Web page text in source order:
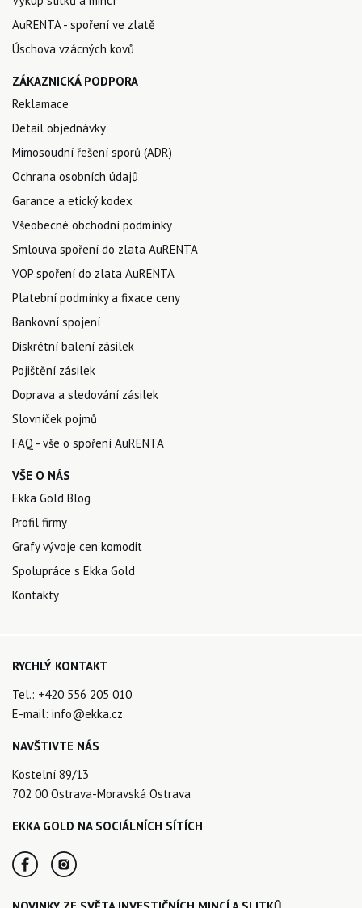
AuRENTA - spoření ve zlatě
Úschova vzácných kovů
ZÁKAZNICKÁ PODPORA
Reklamace
Detail objednávky
Mimosoudní řešení sporů (ADR)
Ochrana osobních údajů
Garance a etický kodex
Všeobecné obchodní podmínky
Smlouva spoření do zlata AuRENTA
VOP spoření do zlata AuRENTA
Platební podmínky a fixace ceny
Bankovní spojení
Diskrétní balení zásilek
Pojištění zásilek
Doprava a sledování zásilek
Slovníček pojmů
FAQ - vše o spoření AuRENTA
VŠE O NÁS
Ekka Gold Blog
Profil firmy
Grafy vývoje cen komodit
Spolupráce s Ekka Gold
Kontakty
RYCHLÝ KONTAKT
Tel.: +420 556 205 010
E-mail: info@ekka.cz
NAVŠTIVTE NÁS
Kostelní 89/13
702 00 Ostrava-Moravská Ostrava
EKKA GOLD NA SOCIÁLNÍCH SÍTÍCH